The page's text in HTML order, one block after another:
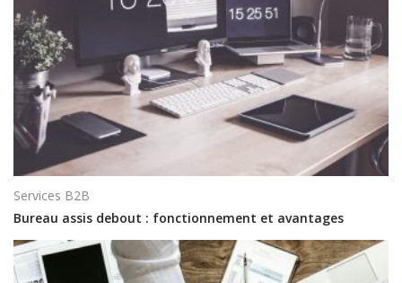
Services B2B
Bureau assis debout : fonctionnement et avantages